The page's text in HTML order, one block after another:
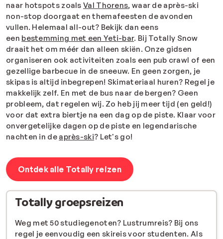
naar hotspots zoalsVal Thorens, waar de après-ski
non-stop doorgaat en themafeesten de avonden
vullen. Helemaal all-out? Bekijk dan eens
een bestemming met een Yeti-bar. Bij Totally Snow
draait het om méér dan alleen skiën. Onze gidsen
organiseren ook activiteiten zoals een pub crawl of een
gezellige barbecue in de sneeuw. En geen zorgen, je
skipas is altijd inbegrepen! Skimateriaal huren? Regel je
makkelijk zelf. En met de bus naar de bergen? Geen
probleem, dat regelen wij. Zo heb jij meer tijd (en geld!)
voor dat extra biertje na een dag op de piste. Klaar voor
onvergetelijke dagen op de piste en legendarische
nachten in de après-ski? Let's go!
Ontdek alle Totally reizen
Totally groepsreizen
Weg met 50 studiegenoten? Lustrumreis? Bij ons
regel je eenvoudig een skireis voor studenten. Als